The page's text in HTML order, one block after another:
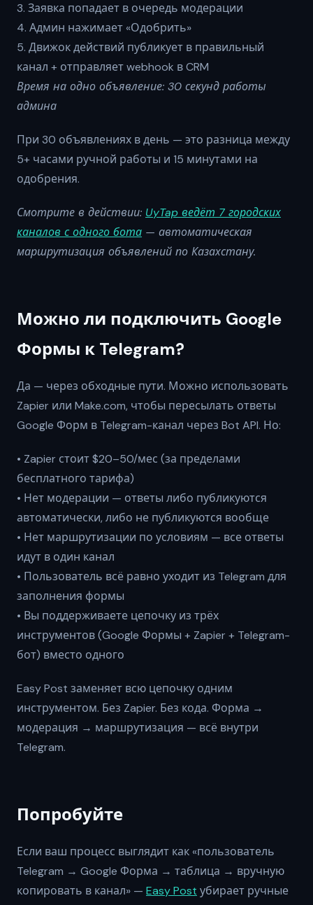
3. Заявка попадает в очередь модерации
4. Админ нажимает «Одобрить»
5. Движок действий публикует в правильный
канал + отправляет webhook в CRM
Время на одно объявление: 30 секунд работы
админа
При 30 объявлениях в день — это разница между
5+ часами ручной работы и 15 минутами на
одобрения.
Смотрите в действии: UyTap ведёт 7 городских
каналов с одного бота — автоматическая
маршрутизация объявлений по Казахстану.
Можно ли подключить Google
Формы к Telegram?
Да — через обходные пути. Можно использовать
Zapier или Make.com, чтобы пересылать ответы
Google Форм в Telegram-канал через Bot API. Но:
• Zapier стоит $20–50/мес (за пределами
бесплатного тарифа)
• Нет модерации — ответы либо публикуются
автоматически, либо не публикуются вообще
• Нет маршрутизации по условиям — все ответы
идут в один канал
• Пользователь всё равно уходит из Telegram для
заполнения формы
• Вы поддерживаете цепочку из трёх
инструментов (Google Формы + Zapier + Telegram-
бот) вместо одного
Easy Post заменяет всю цепочку одним
инструментом. Без Zapier. Без кода. Форма →
модерация → маршрутизация — всё внутри
Telegram.
Попробуйте
Если ваш процесс выглядит как «пользователь
Telegram → Google Форма → таблица → вручную
копировать в канал» — Easy Post убирает ручные